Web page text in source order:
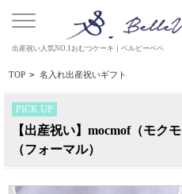
出産祝い人気NO.1おむつケーキ｜ベルビーベベ
TOP > 名入れ出産祝いギフト
PICK UP
【出産祝い】mocmof（モク
（フォーマル）